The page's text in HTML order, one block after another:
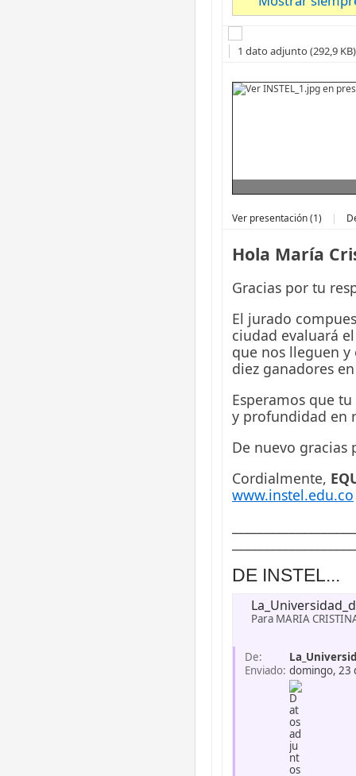
1 dato adjunto (292,9 KB)
Ver presentación (1) |
Hola María
Gracias por tu
El jurado
ciudad evaluará
que nos lleguen
diez ganadores
Esperamos que
y profundidad en
De nuevo
Cordialmente,
www.instel.edu.co
Para MARIA
De:
Enviado: domingo, 23